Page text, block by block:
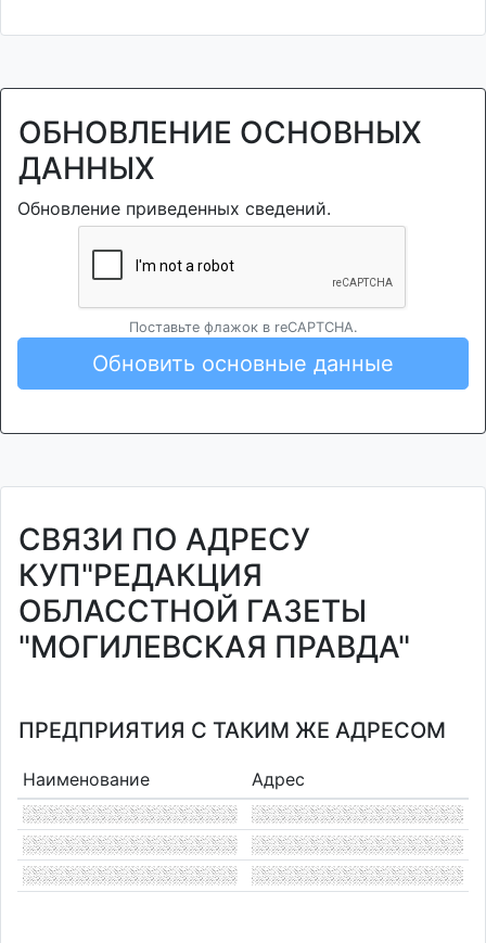
ОБНОВЛЕНИЕ ОСНОВНЫХ
ДАННЫХ
Обновление приведенных сведений.
Поставьте флажок в reCAPTCHA.
Обновить основные данные
СВЯЗИ ПО АДРЕСУ
КУП"РЕДАКЦИЯ
ОБЛАССТНОЙ ГАЗЕТЫ
"МОГИЛЕВСКАЯ ПРАВДА"
ПРЕДПРИЯТИЯ С ТАКИМ ЖЕ АДРЕСОМ
Наименование Адрес